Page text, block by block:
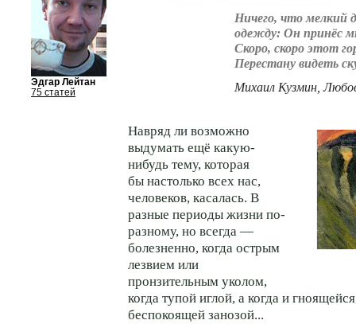
Эдгар Лейтан
75 статей
Ничего, что мелкий
одежду: Он принёс
Скоро, скоро этот
Перестану видеть
Михаил Кузмин,
Навряд ли возможно
выдумать ещё какую-
нибудь тему, которая
бы настолько всех нас,
человеков, касалась. В
разные периоды жизни по-
разному, но всегда —
болезненно, когда острым
лезвием или
пронзительным уколом,
когда тупой иглой, а когда и
беспокоящей занозой...